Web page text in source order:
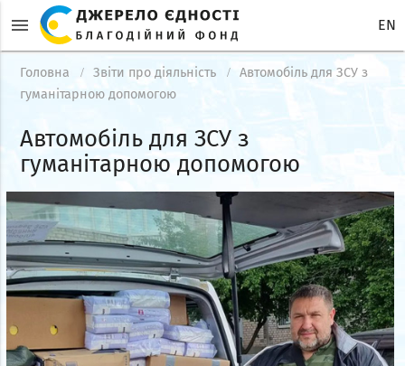
menu EN
Головна Звіти про діяльність
Автомобіль для ЗСУ з
гуманітарною допомогою
Автомобіль для ЗСУ з
гуманітарною допомогою